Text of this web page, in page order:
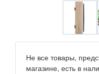
Не все товары,
магазине, есть в